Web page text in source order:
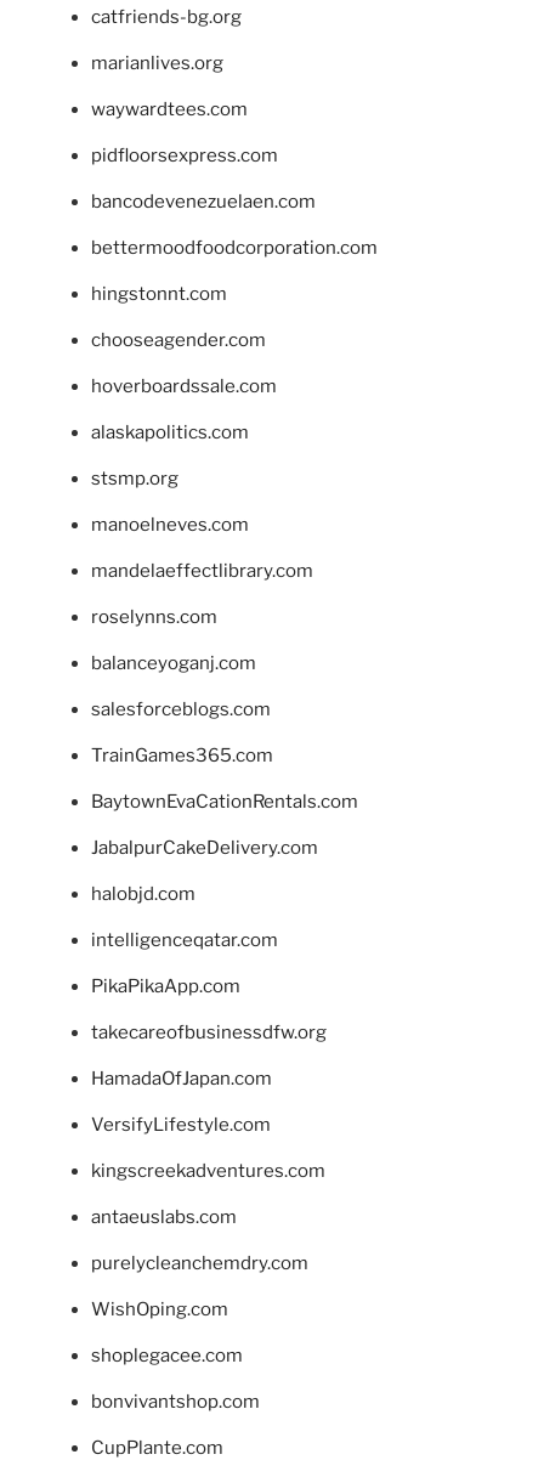
catfriends-bg.org
marianlives.org
waywardtees.com
pidfloorsexpress.com
bancodevenezuelaen.com
bettermoodfoodcorporation.com
hingstonnt.com
chooseagender.com
hoverboardssale.com
alaskapolitics.com
stsmp.org
manoelneves.com
mandelaeffectlibrary.com
roselynns.com
balanceyoganj.com
salesforceblogs.com
TrainGames365.com
BaytownEvaCationRentals.com
JabalpurCakeDelivery.com
halobjd.com
intelligenceqatar.com
PikaPikaApp.com
takecareofbusinessdfw.org
HamadaOfJapan.com
VersifyLifestyle.com
kingscreekadventures.com
antaeuslabs.com
purelycleanchemdry.com
WishOping.com
shoplegacee.com
bonvivantshop.com
CupPlante.com